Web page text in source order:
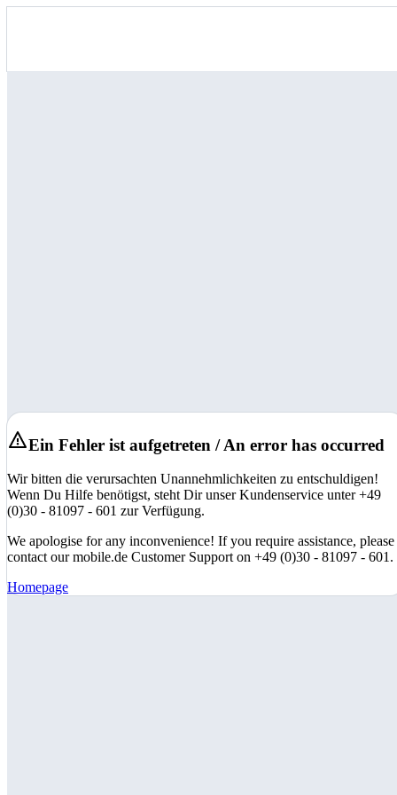
Ein Fehler ist aufgetreten / An error has occurred
Wir bitten die verursachten Unannehmlichkeiten zu entschuldigen!
Wenn Du Hilfe benötigst, steht Dir unser Kundenservice unter +49
(0)30 - 81097 - 601 zur Verfügung.
We apologise for any inconvenience! If you require assistance, please
contact our mobile.de Customer Support on +49 (0)30 - 81097 - 601.
Homepage